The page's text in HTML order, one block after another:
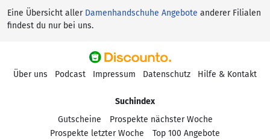
Eine Übersicht aller Damenhandschuhe Angebote anderer Filialen
findest du nur bei uns.
Über uns Podcast Impressum Datenschutz Hilfe & Kontakt
Suchindex
Gutscheine
Prospekte nächster Woche
Prospekte letzter Woche
Top 100 Angebote